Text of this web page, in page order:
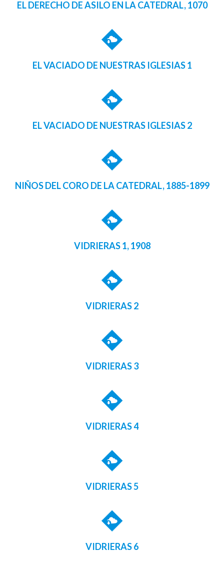
EL DERECHO DE ASILO EN LA CATEDRAL, 1070
EL VACIADO DE NUESTRAS IGLESIAS 1
EL VACIADO DE NUESTRAS IGLESIAS 2
NIÑOS DEL CORO DE LA CATEDRAL, 1885-1899
VIDRIERAS 1, 1908
VIDRIERAS 2
VIDRIERAS 3
VIDRIERAS 4
VIDRIERAS 5
VIDRIERAS 6